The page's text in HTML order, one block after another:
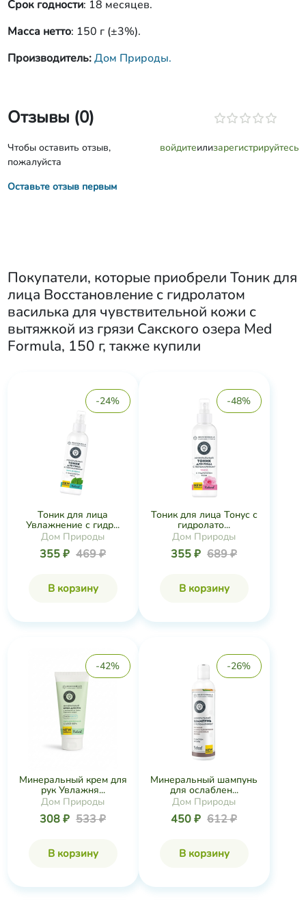
Срок годности: 18 месяцев.
Масса нетто: 150 г (±3%).
Производитель:Дом Природы.
Отзывы (0)
Чтобы оставить отзыв,
пожалуйста
войдитеилизарегистрируйтесь
Оставьте отзыв первым
Покупатели, которые приобрели Тоник для
лица Восстановление с гидролатом
василька для чувствительной кожи с
вытяжкой из грязи Сакского озера Med
Formula, 150 г, также купили
-24%
Тоник для лица
Увлажнение с гидр...
Дом Природы
355 ₽ 469 ₽
В корзину
-48%
Тоник для лица Тонус с
гидролато...
Дом Природы
355 ₽ 689 ₽
В корзину
-42%
Минеральный крем для
рук Увлажня...
Дом Природы
308 ₽ 533 ₽
В корзину
-26%
Минеральный шампунь
для ослаблен...
Дом Природы
450 ₽ 612 ₽
В корзину